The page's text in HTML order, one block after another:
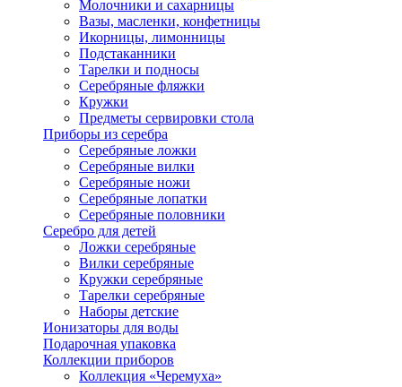
Молочники и сахарницы
Вазы, масленки, конфетницы
Икорницы, лимонницы
Подстаканники
Тарелки и подносы
Серебряные фляжки
Кружки
Предметы сервировки стола
Приборы из серебра
Серебряные ложки
Серебряные вилки
Серебряные ножи
Серебряные лопатки
Серебряные половники
Серебро для детей
Ложки серебряные
Вилки серебряные
Кружки серебряные
Тарелки серебряные
Наборы детские
Ионизаторы для воды
Подарочная упаковка
Коллекции приборов
Коллекция «Черемуха»